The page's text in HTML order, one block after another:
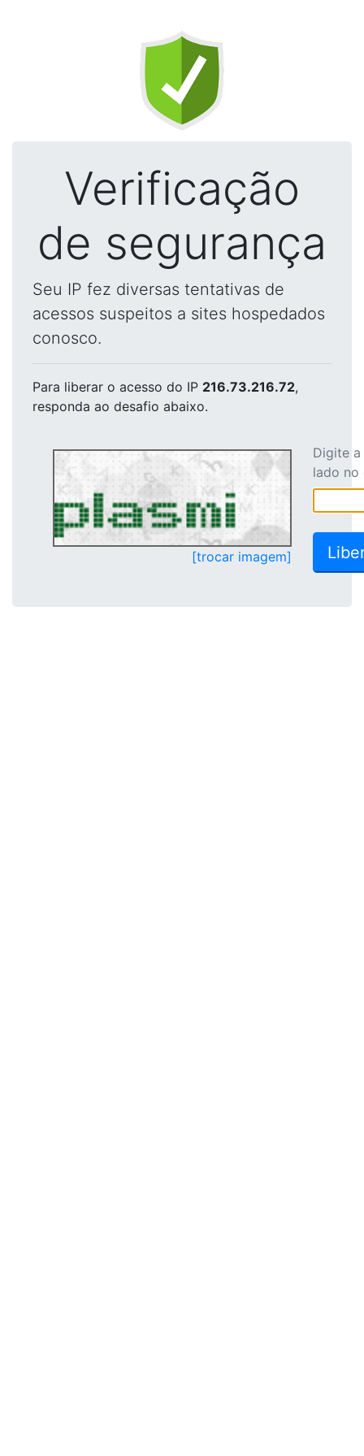
Verificação
de segurança
Seu IP fez diversas tentativas de
acessos suspeitos a sites hospedados
conosco.
Para liberar o acesso do IP 216.73.216.72,
responda ao desafio abaixo.
[trocar imagem]
Digite
lado no